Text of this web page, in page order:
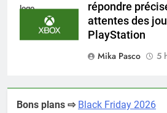
logo
répondre
attentes des
PlayStation
Mika Pasco
5
Bons plans ⇨ Black Friday 2026